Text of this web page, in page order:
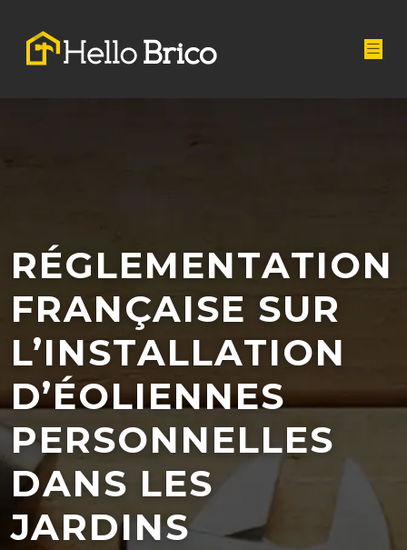
RÉGLEMENTATION
FRANÇAISE SUR
L’INSTALLATION
D’ÉOLIENNES
PERSONNELLES
DANS LES
JARDINS